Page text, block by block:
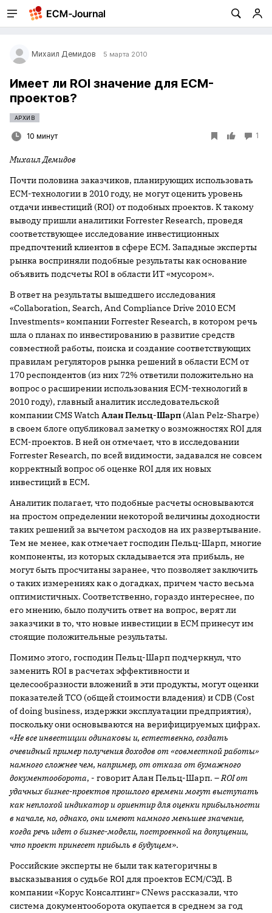
Михаил Демидов 5 марта 2010
Имеет ли ROI значение для ECM-
проектов?
АРХИВ
10 минут 1
Михаил Демидов
Почти половина заказчиков, планирующих использовать
ECM-технологии в 2010 году, не могут оценить уровень
отдачи инвестиций (ROI) от подобных проектов. К такому
выводу пришли аналитики Forrester Research, проведя
соответствующее исследование инвестиционных
предпочтений клиентов в сфере ECM. Западные эксперты
рынка восприняли подобные результаты как основание
объявить подсчеты ROI в области ИТ «мусором».
В ответ на результаты вышедшего исследования
«Collaboration, Search, And Compliance Drive 2010 ECM
Investments» компании Forrester Research, в котором речь
шла о планах по инвестированию в развитие средств
совместной работы, поиска и создание соответствующих
правилам регуляторов рынка решений в области ECM от
170 респондентов (из них 72% ответили положительно на
вопрос о расширении использования ECM-технологий в
2010 году), главный аналитик исследовательской
компании CMS WatchАлан Пельц-Шарп (Alan Pelz-Sharpe)
в своем блоге опубликовал заметку о возможностях ROI для
ECM-проектов. В ней он отмечает, что в исследовании
Forrester Research, по всей видимости, задавался не совсем
корректный вопрос об оценке ROI для их новых
инвестиций в ECM.
Аналитик полагает, что подобные расчеты основываются
на простом определении некоторой величины доходности
таких решений за вычетом расходов на их развертывание.
Тем не менее, как отмечает господин Пельц-Шарп, многие
компоненты, из которых складывается эта прибыль, не
могут быть просчитаны заранее, что позволяет заключить
о таких измерениях как о догадках, причем часто весьма
оптимистичных. Соответственно, гораздо интереснее, по
его мнению, было получить ответ на вопрос, верят ли
заказчики в то, что новые инвестиции в ECM принесут им
стоящие положительные результаты.
Помимо этого, господин Пельц-Шарп подчеркнул, что
заменить ROI в расчетах эффективности и
целесообразности вложений в эти продукты, могут оценки
показателей TCO (общей стоимости владения) и CDB (Cost
of doing business, издержки эксплуатации предприятия),
поскольку они основываются на верифицируемых цифрах.
«Не все инвестиции одинаковы и, естественно, создать
очевидный пример получения доходов от «совместной работы»
намного сложнее чем, например, от отказа от бумажного
документооборота, - говорит Алан Пельц-Шарп. –ROI от
удачных бизнес-проектов прошлого времени могут выступать
как неплохой индикатор и ориентир для оценки прибыльности
в начале, но, однако, они имеют намного меньшее значение,
когда речь идет о бизнес-модели, построенной на допущении,
что проект принесет прибыль в будущем».
Российские эксперты не были так категоричны в
высказывания о судьбе ROI для проектов ECM/СЭД. В
компании «Корус Консалтинг» CNews рассказали, что
система документооборота окупается в среднем за год